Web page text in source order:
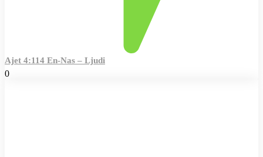
Ajet 4:114 En-Nas – Ljudi
0